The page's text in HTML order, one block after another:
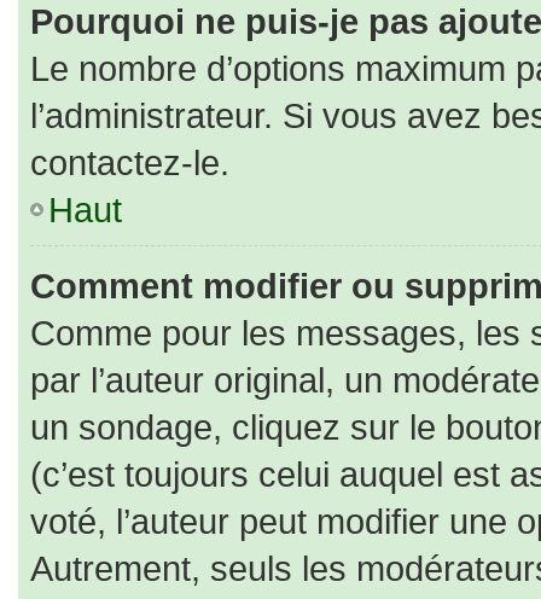
Pourquoi ne puis-je pas
Le nombre d’options maximum
l’administrateur. Si vous avez
contactez-le.
Haut
Comment modifier ou
Comme pour les messages, les
par l’auteur original, un
un sondage, cliquez sur le
(c’est toujours celui auquel est
voté, l’auteur peut modifier une
Autrement, seuls les